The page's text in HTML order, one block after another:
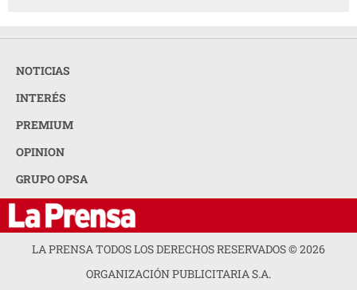
NOTICIAS
INTERÉS
PREMIUM
OPINION
GRUPO OPSA
LA PRENSA TODOS LOS DERECHOS RESERVADOS ©2026
ORGANIZACIÓN PUBLICITARIA S.A.